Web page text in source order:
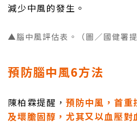
減少中風的發生。
▲腦中風評估表。（圖／國健署提
預防腦中風6方法
陳柏霖提醒， 預防中風，首重
及壞膽固醇，尤其又以血壓對